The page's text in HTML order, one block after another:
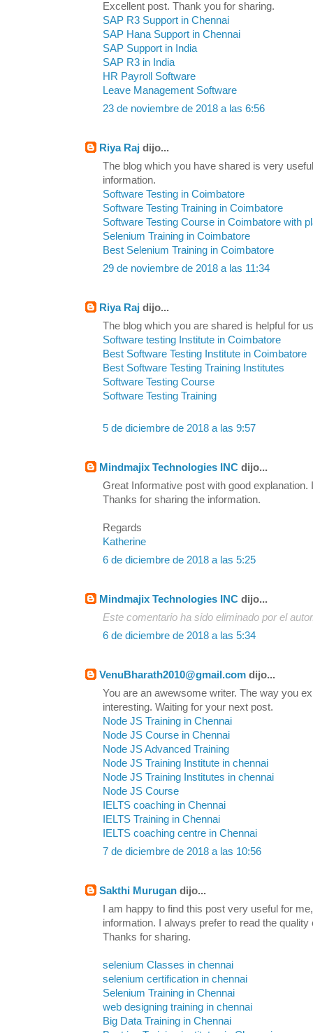
Excellent post. Thank you for sharing.
SAP R3 Support in Chennai
SAP Hana Support in Chennai
SAP Support in India
SAP R3 in India
HR Payroll Software
Leave Management Software
23 de noviembre de 2018 a las 6:56
Riya Raj dijo...
The blog which you have shared is very
information.
Software Testing in Coimbatore
Software Testing Training in Coimbatore
Software Testing Course in Coimbatore with
Selenium Training in Coimbatore
Best Selenium Training in Coimbatore
29 de noviembre de 2018 a las 11:34
Riya Raj dijo...
The blog which you are shared is helpful for
Software testing Institute in Coimbatore
Best Software Testing Institute in Coimbatore
Best Software Testing Training Institutes
Software Testing Course
Software Testing Training
5 de diciembre de 2018 a las 9:57
Mindmajix Technologies INC dijo...
Great Informative post with good explanation.
Thanks for sharing the information.
Regards
Katherine
6 de diciembre de 2018 a las 5:25
Mindmajix Technologies INC dijo...
Este comentario ha sido eliminado por el
6 de diciembre de 2018 a las 5:34
VenuBharath2010@gmail.com dijo...
You are an awewsome writer. The way you
interesting. Waiting for your next post.
Node JS Training in Chennai
Node JS Course in Chennai
Node JS Advanced Training
Node JS Training Institute in chennai
Node JS Training Institutes in chennai
Node JS Course
IELTS coaching in Chennai
IELTS Training in Chennai
IELTS coaching centre in Chennai
7 de diciembre de 2018 a las 10:56
Sakthi Murugan dijo...
I am happy to find this post very useful for
information. I always prefer to read the
Thanks for sharing.
selenium Classes in chennai
selenium certification in chennai
Selenium Training in Chennai
web designing training in chennai
Big Data Training in Chennai